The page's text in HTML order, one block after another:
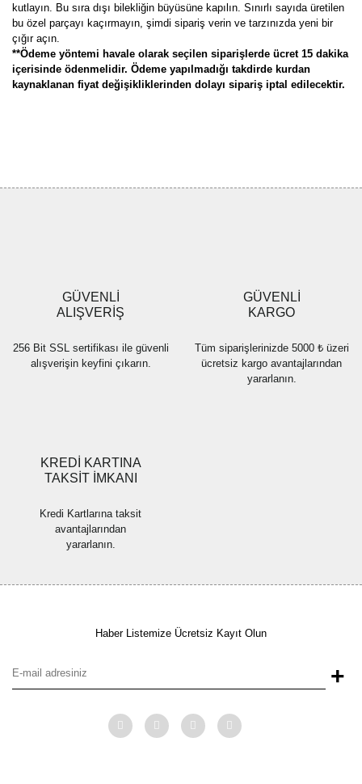
kutlayın. Bu sıra dışı bilekliğin büyüsüne kapılın. Sınırlı sayıda üretilen
bu özel parçayı kaçırmayın, şimdi sipariş verin ve tarzınızda yeni bir
çığır açın.
**Ödeme yöntemi havale olarak seçilen siparişlerde ücret 15 dakika
içerisinde ödenmelidir. Ödeme yapılmadığı takdirde kurdan
kaynaklanan fiyat değişikliklerinden dolayı sipariş iptal edilecektir.
Ürün fiyatı diğer sitelerden daha pahalı.
Bu ürüne benzer farklı alternatifler olmalı.
GÜVENLİ
ALIŞVERİŞ
256 Bit SSL sertifikası ile güvenli
alışverişin keyfini çıkarın.
GÜVENLİ
KARGO
Tüm siparişlerinizde 5000 ₺ üzeri
ücretsiz kargo avantajlarından
yararlanın.
KREDİ KARTINA
TAKSİT İMKANI
Kredi Kartlarına taksit
avantajlarından
yararlanın.
Haber Listemize Ücretsiz Kayıt Olun
+